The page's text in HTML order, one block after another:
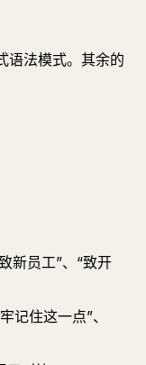
语法模式。其余的
新员工”、“致开
记住这一点”、